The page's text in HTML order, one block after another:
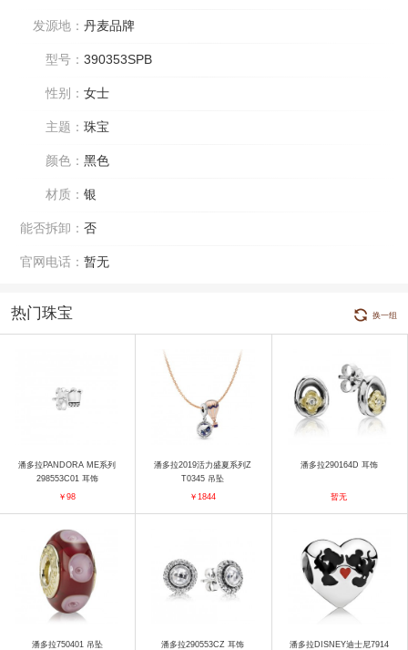
发源地： 丹麦品牌
型号： 390353SPB
性别： 女士
主题： 珠宝
颜色： 黑色
材质： 银
能否拆卸： 否
官网电话： 暂无
热门珠宝 换一组
潘多拉PANDORA ME系列
298553C01 耳饰
￥98
潘多拉2019活力盛夏系列Z
T0345 吊坠
￥1844
潘多拉290164D 耳饰
暂无
潘多拉750401 吊坠 潘多拉290553CZ 耳饰 潘多拉DISNEY迪士尼7914